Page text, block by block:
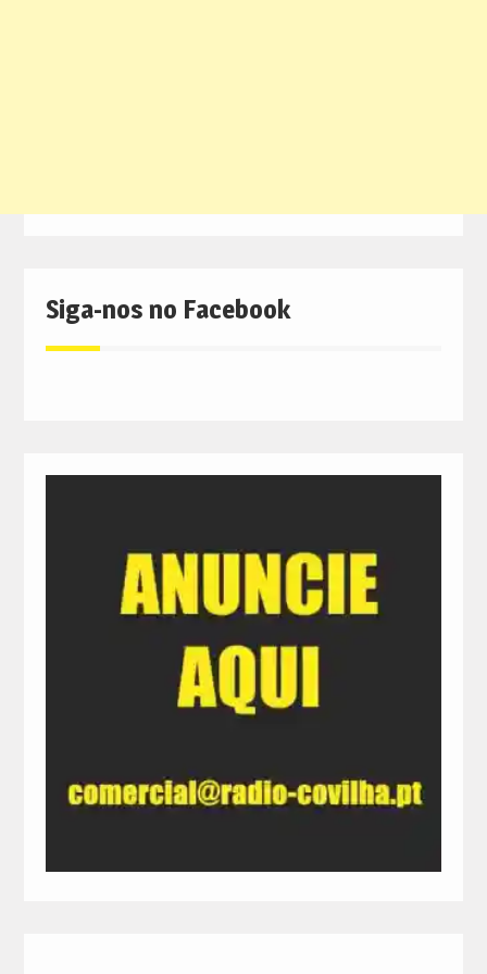
Siga-nos no Facebook